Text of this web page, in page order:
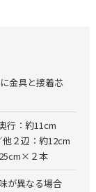
金具と接着芯
行：約11cm
２辺：約12cm
２本
が異なる場合